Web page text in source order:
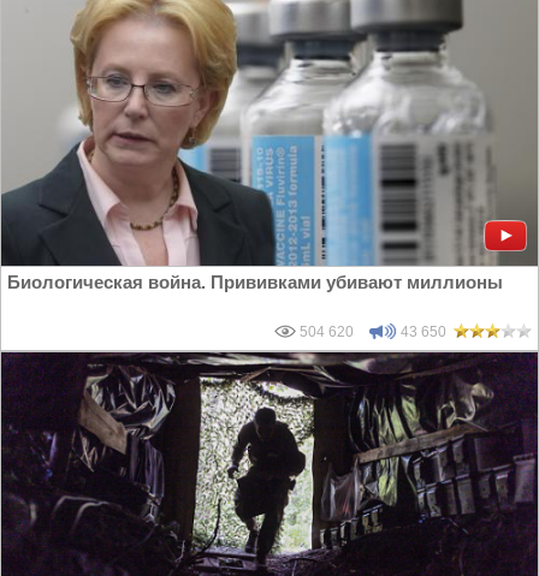
Биологическая война. Прививками убивают миллионы
504 620 43 650